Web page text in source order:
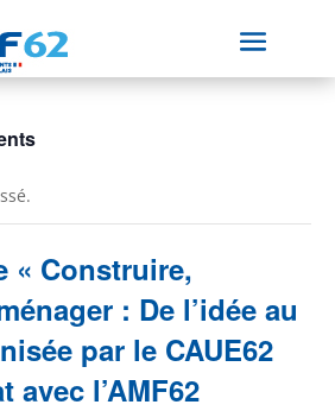
« Construire,
: De l’idée au
par le CAUE62
avec l’AMF62